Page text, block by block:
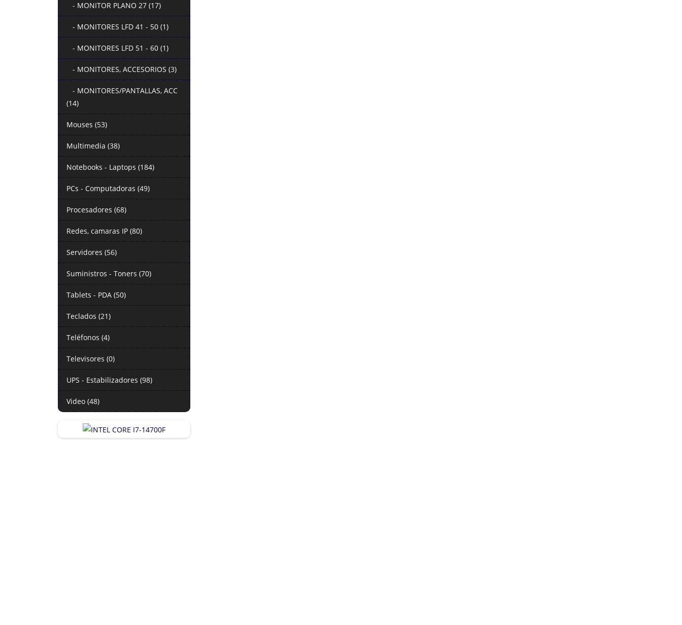
- MONITOR PLANO 27 (17)
- MONITORES LFD 41 - 50 (1)
- MONITORES LFD 51 - 60 (1)
- MONITORES, ACCESORIOS (3)
- MONITORES/PANTALLAS, ACC
(14)
Mouses (53)
Multimedia (38)
Notebooks - Laptops (184)
PCs - Computadoras (49)
Procesadores (68)
Redes, camaras IP (80)
Servidores (56)
Suministros - Toners (70)
Tablets - PDA (50)
Teclados (21)
Teléfonos (4)
Televisores (0)
UPS - Estabilizadores (98)
Video (48)